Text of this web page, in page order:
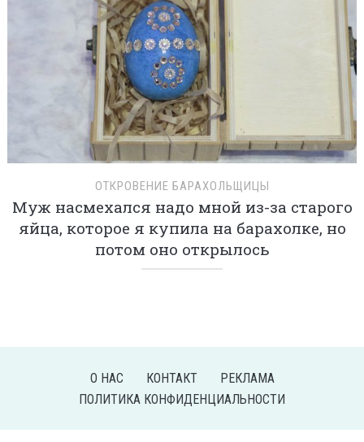
ОТКРОВЕНИЕ БАРАХОЛЬЩИЦЫ
Муж насмехался надо мной из-за старого
яйца, которое я купила на барахолке, но
потом оно открылось
О НАС КОНТАКТ
РЕКЛАМА
ПОЛИТИКА КОНФИДЕНЦИАЛЬНОСТИ